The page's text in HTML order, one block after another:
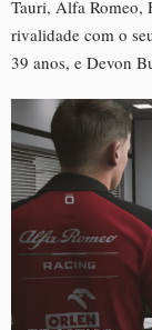
Tauri, Alfa Romeo,
rivalidade com o
39 anos, e Devon